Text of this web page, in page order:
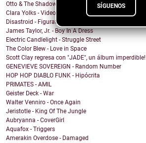
SÍGUENOS
Otto & The Shadow Hunters - FUN
Clara Yolks - Videocall (feat. Billy Miamor)
Disastroid - Figurative Object
James Taylor, Jr. - Boy In A Dress
Electric Candlelight - Struggle Street
The Color Blew - Love in Space
Scott Clay regresa con "JADE", un álbum imperdible!
GENEVIEVE SOVEREIGN - Random Number
HOP HOP DIABLO FUNK - Hipócrita
PRIMATES - AMIL
Geister Deck - War
Walter Venniro - Once Again
Jeristotle - King Of The Jungle
Aubryanna - CoverGirl
Aquafox - Triggers
Amerakin Overdose - Damaged